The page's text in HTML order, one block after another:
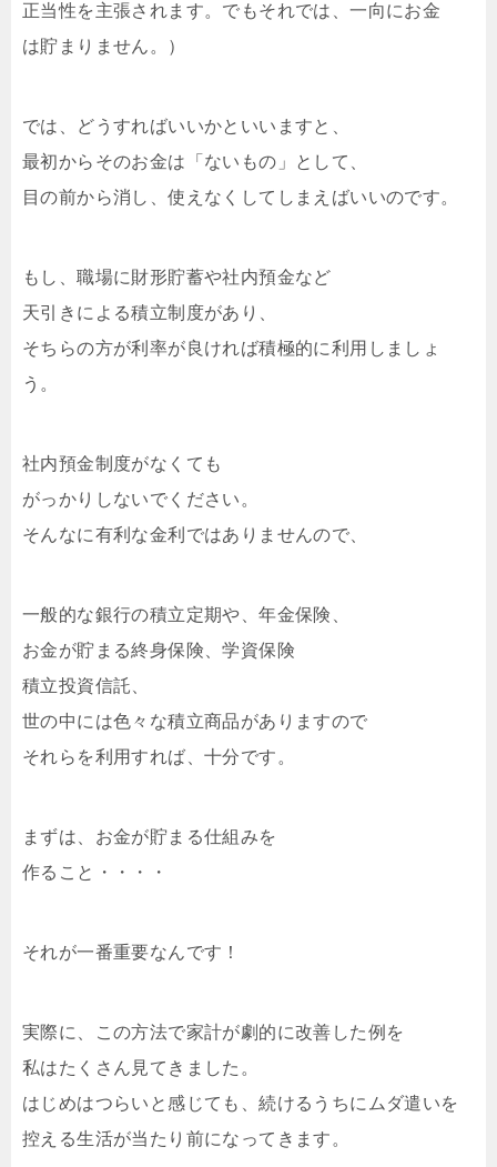
正当性を主張されます。でもそれでは、一向にお金
は貯まりません。）
では、どうすればいいかといいますと、
最初からそのお金は「ないもの」として、
目の前から消し、使えなくしてしまえばいいのです。
もし、職場に財形貯蓄や社内預金など
天引きによる積立制度があり、
そちらの方が利率が良ければ積極的に利用しましょ
う。
社内預金制度がなくても
がっかりしないでください。
そんなに有利な金利ではありませんので、
一般的な銀行の積立定期や、年金保険、
お金が貯まる終身保険、学資保険
積立投資信託、
世の中には色々な積立商品がありますので
それらを利用すれば、十分です。
まずは、お金が貯まる仕組みを
作ること・・・・
それが一番重要なんです！
実際に、この方法で家計が劇的に改善した例を
私はたくさん見てきました。
はじめはつらいと感じても、続けるうちにムダ遣いを
控える生活が当たり前になってきます。